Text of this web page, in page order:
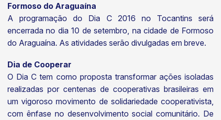
Formoso do Araguaína
A programação do Dia C 2016 no Tocantins será
encerrada no dia 10 de setembro, na cidade de Formoso
do Araguaína. As atividades serão divulgadas em breve.
Dia de Cooperar
O Dia C tem como proposta transformar ações isoladas
realizadas por centenas de cooperativas brasileiras em
um vigoroso movimento de solidariedade cooperativista,
com ênfase no desenvolvimento social comunitário. De